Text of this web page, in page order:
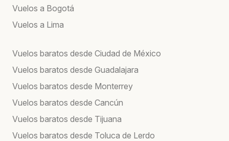
Vuelos a Bogotá
Vuelos a Lima
Vuelos baratos desde Ciudad de México
Vuelos baratos desde Guadalajara
Vuelos baratos desde Monterrey
Vuelos baratos desde Cancún
Vuelos baratos desde Tijuana
Vuelos baratos desde Toluca de Lerdo